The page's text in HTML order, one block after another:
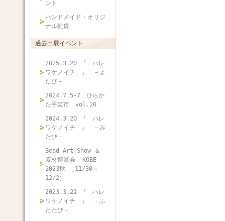
ント
ハンドメイド・オリジ
ナル雑貨
過去出展イベント
2025.3.20 『 ハレ
ワケノイチ 』 －よ
たび－
2024.7.5-7 ひらか
た手芸市 vol.20
2024.3.20 『 ハレ
ワケノイチ 』 －み
たび－
Bead Art Show ＆
素材博覧会 -KOBE
2023秋-（11/30～
12/2）
2023.3.21 『 ハレ
ワケノイチ 』 －ふ
たたび－